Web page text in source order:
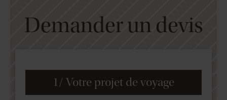
Demander un devis
1/ Votre projet de voyage